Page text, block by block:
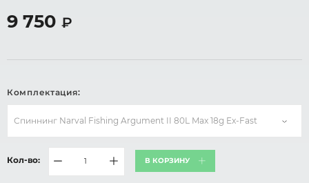
9 750 ₽
Комплектация:
Спиннинг Narval Fishing Argument II 80L Max 18g Ex-Fast
Кол-во: В КОРЗИНУ